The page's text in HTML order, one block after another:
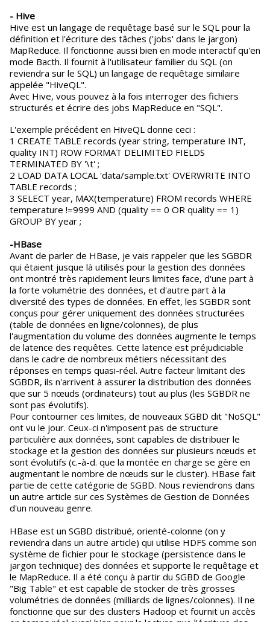
- Hive
Hive est un langage de requêtage basé sur le SQL pour la
définition et l'écriture des tâches ('jobs' dans le jargon)
MapReduce. Il fonctionne aussi bien en mode interactif qu'en
mode Bacth. Il fournit à l'utilisateur familier du SQL (on
reviendra sur le SQL) un langage de requêtage similaire
appelée "HiveQL".
Avec Hive, vous pouvez à la fois interroger des fichiers
structurés et écrire des jobs MapReduce en "SQL".
L'exemple précédent en HiveQL donne ceci :
1 CREATE TABLE records (year string, temperature INT,
quality INT) ROW FORMAT DELIMITED FIELDS
TERMINATED BY '\t' ;
2 LOAD DATA LOCAL 'data/sample.txt' OVERWRITE INTO
TABLE records ;
3 SELECT year, MAX(temperature) FROM records WHERE
temperature !=9999 AND (quality == 0 OR quality == 1)
GROUP BY year ;
-HBase
Avant de parler de HBase, je vais rappeler que les SGBDR
qui étaient jusque là utilisés pour la gestion des données
ont montré très rapidement leurs limites face, d'une part à
la forte volumétrie des données, et d'autre part à la
diversité des types de données. En effet, les SGBDR sont
conçus pour gérer uniquement des données structurées
(table de données en ligne/colonnes), de plus
l'augmentation du volume des données augmente le temps
de latence des requêtes. Cette latence est préjudiciable
dans le cadre de nombreux métiers nécessitant des
réponses en temps quasi-réel. Autre facteur limitant des
SGBDR, ils n'arrivent à assurer la distribution des données
que sur 5 nœuds (ordinateurs) tout au plus (les SGBDR ne
sont pas évolutifs).
Pour contourner ces limites, de nouveaux SGBD dit "NoSQL"
ont vu le jour. Ceux-ci n'imposent pas de structure
particulière aux données, sont capables de distribuer le
stockage et la gestion des données sur plusieurs nœuds et
sont évolutifs (c.-à-d. que la montée en charge se gère en
augmentant le nombre de nœuds sur le cluster). HBase fait
partie de cette catégorie de SGBD. Nous reviendrons dans
un autre article sur ces Systèmes de Gestion de Données
d'un nouveau genre.
HBase est un SGBD distribué, orienté-colonne (on y
reviendra dans un autre article) qui utilise HDFS comme son
système de fichier pour le stockage (persistence dans le
jargon technique) des données et supporte le requêtage et
le MapReduce. Il a été conçu à partir du SGBD de Google
"Big Table" et est capable de stocker de très grosses
volumétries de données (milliards de lignes/colonnes). Il ne
fonctionne que sur des clusters Hadoop et fournit un accès